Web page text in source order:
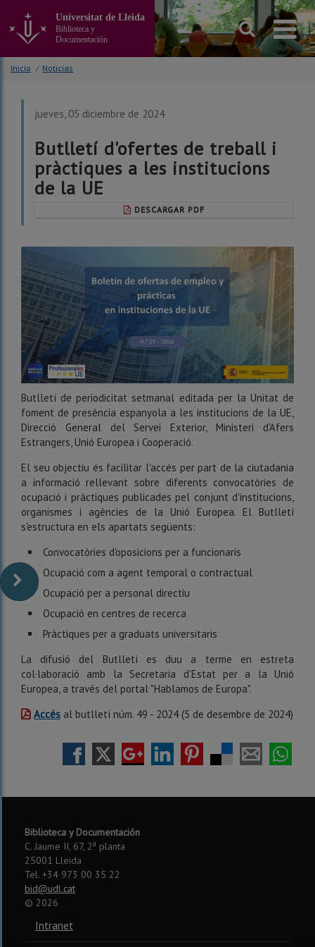
contenido
principal
Universitat de Lleida
Biblioteca y
Documentación
Inicio / Noticias
jueves, 05 diciembre de 2024
Butlletí d'ofertes de treball i
pràctiques a les institucions
de la UE
DESCARGAR PDF
Butlletí de periodicitat setmanal editada per la Unitat de
foment de presència espanyola a les institucions de la UE,
Direcció General del Servei Exterior, Ministeri d'Afers
Estrangers, Unió Europea i Cooperació.
El seu objectiu és facilitar l'accés per part de la ciutadania
a informació rellevant sobre diferents convocatòries de
ocupació i pràctiques publicades pel conjunt d'institucions,
organismes i agències de la Unió Europea. El Butlletí
s'estructura en els apartats següents:
Convocatòries d'oposicions per a funcionaris
Ocupació com a agent temporal o contractual
Ocupació per a personal directiu
Ocupació en centres de recerca
Pràctiques per a graduats universitaris
La difusió del Butlletí es duu a terme en estreta
col·laboració amb la Secretaria d'Estat per a la Unió
Europea, a través del portal "Hablamos de Europa".
Accés al butlletí núm. 49 - 2024 (5 de desembre de 2024)
Biblioteca y Documentación
C. Jaume II, 67, 2a planta
25001 Lleida
Tel. +34 973 00 35 22
bid@udl.cat
© 2026
Intranet